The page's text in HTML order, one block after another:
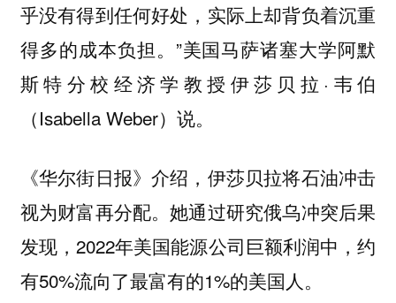
乎没有得到任何好处，实际上却背负着沉重
得多的成本负担。”美国马萨诸塞大学阿默
斯特分校经济学教授伊莎贝拉·韦伯
（Isabella Weber）说。
《华尔街日报》介绍，伊莎贝拉将石油冲击
视为财富再分配。她通过研究俄乌冲突后果
发现，2022年美国能源公司巨额利润中，约
有50%流向了最富有的1%的美国人。